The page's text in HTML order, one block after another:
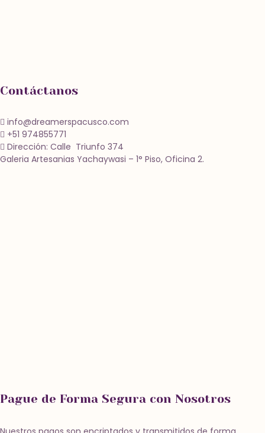
Contáctanos
info@dreamerspacusco.com
+51 974855771
Dirección: Calle Triunfo 374
Galeria Artesanias Yachaywasi – 1° Piso, Oficina 2.
Pague de Forma Segura con Nosotros